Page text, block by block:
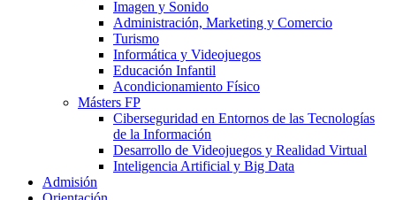
Imagen y Sonido
Administración, Marketing y Comercio
Turismo
Informática y Videojuegos
Educación Infantil
Acondicionamiento Físico
Másters FP
Ciberseguridad en Entornos de las Tecnologías
de la Información
Desarrollo de Videojuegos y Realidad Virtual
Inteligencia Artificial y Big Data
Admisión